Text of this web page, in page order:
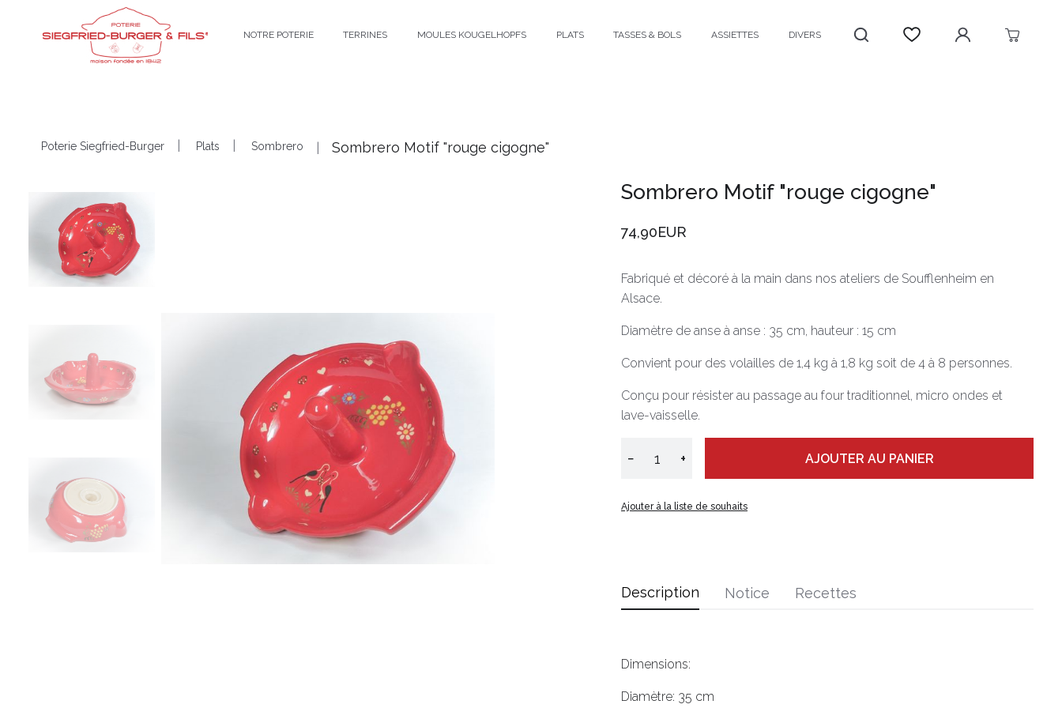
NOTRE POTERIE TERRINES MOULES KOUGELHOPFS PLATS TASSES & BOLS ASSIETTES DIVERS
Poterie Siegfried-Burger Plats Sombrero Sombrero Motif "rouge cigogne"
Sombrero Motif "rouge cigogne"
74,90EUR
Fabriqué et décoré à la main dans nos ateliers de Soufflenheim en
Alsace.
Diamètre de anse à anse : 35 cm, hauteur : 15 cm
Convient pour des volailles de 1,4 kg à 1,8 kg soit de 4 à 8 personnes.
Conçu pour résister au passage au four traditionnel, micro ondes et
lave-vaisselle.
− + AJOUTER AU PANIER
Ajouter à la liste de souhaits
Description
Dimensions:
Diamètre: 35 cm
Notice Recettes